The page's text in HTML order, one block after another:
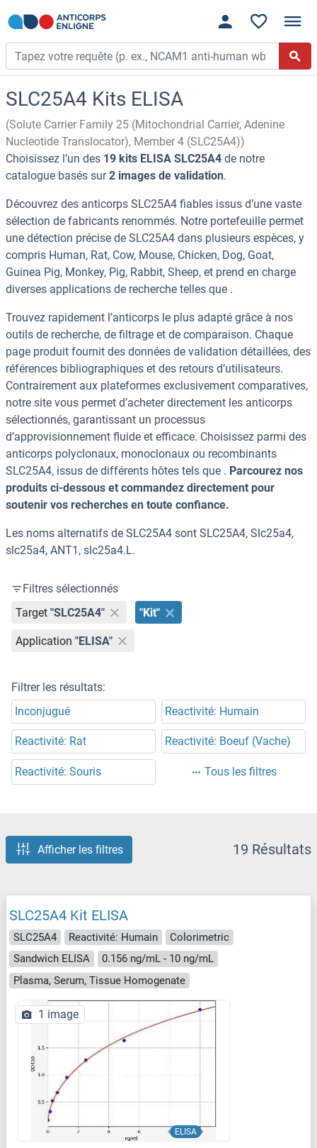
SLC25A4 Kits ELISA
(Solute Carrier Family 25 (Mitochondrial Carrier, Adenine
Nucleotide Translocator), Member 4 (SLC25A4))
Choisissez l’un des 19 kits ELISA SLC25A4 de notre
catalogue basés sur2 images de validation.
Découvrez des anticorps SLC25A4 fiables issus d’une vaste
sélection de fabricants renommés. Notre portefeuille permet
une détection précise de SLC25A4 dans plusieurs espèces, y
compris Human, Rat, Cow, Mouse, Chicken, Dog, Goat,
Guinea Pig, Monkey, Pig, Rabbit, Sheep, et prend en charge
diverses applications de recherche telles que .
Trouvez rapidement l’anticorps le plus adapté grâce à nos
outils de recherche, de filtrage et de comparaison. Chaque
page produit fournit des données de validation détaillées, des
références bibliographiques et des retours d’utilisateurs.
Contrairement aux plateformes exclusivement comparatives,
notre site vous permet d’acheter directement les anticorps
sélectionnés, garantissant un processus
d’approvisionnement fluide et efficace. Choisissez parmi des
anticorps polyclonaux, monoclonaux ou recombinants
SLC25A4, issus de différents hôtes tels que . Parcourez nos
produits ci-dessous et commandez directement pour
soutenir vos recherches en toute confiance.
Les noms alternatifs de SLC25A4 sont SLC25A4, Slc25a4,
slc25a4, ANT1, slc25a4.L.
Filtres sélectionnés
Target "SLC25A4" "Kit"
Application "ELISA"
Filtrer les résultats:
Inconjugué
Reactivité: Humain
Reactivité: Rat Reactivité: Boeuf (Vache)
Reactivité: Souris Tous les filtres
Afficher les filtres 19 Résultats
SLC25A4 Kit ELISA
SLC25A4 Reactivité: Humain
Colorimetric
Sandwich ELISA
0.156 ng/mL - 10 ng/mL
Plasma, Serum, Tissue Homogenate
ELISA
1 image